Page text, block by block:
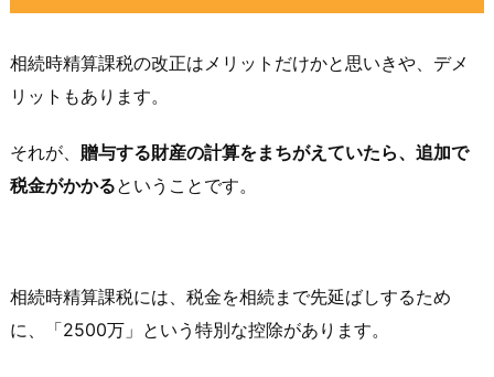
相続時精算課税の改正はメリットだけかと思いきや、デメ
リットもあります。
それが、 贈与する財産の計算をまちがえていたら、追加で
税金がかかるということです。
相続時精算課税には、税金を相続まで先延ばしするため
に、「2500万」という特別な控除があります。